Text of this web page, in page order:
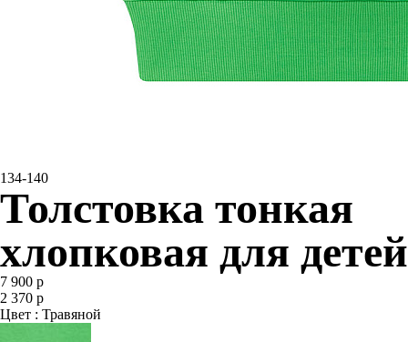
134-140
Толстовка тонкая
хлопковая для детей
7 900 р
2 370 р
Цвет : Травяной